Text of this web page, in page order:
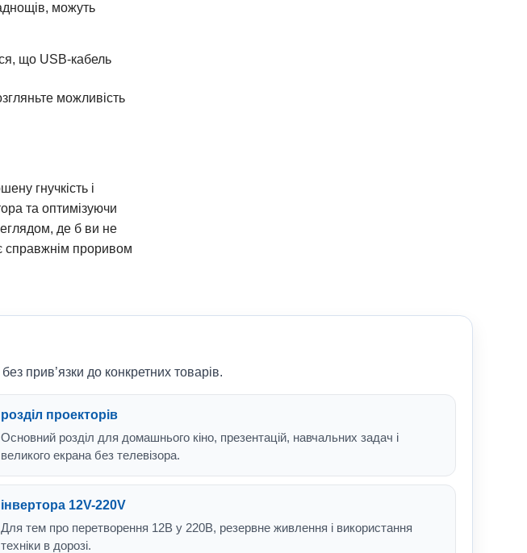
можуть
що USB-кабель
можливість
гнучкість і
та оптимізуючи
де б ви не
справжнім проривом
прив’язки до конкретних товарів.
розділ проекторів
Основний розділ для домашнього кіно, презентацій, навчальних задач і
великого екрана без телевізора.
інвертора 12V-220V
Для тем про перетворення 12В у 220В, резервне живлення і використання
техніки в дорозі.